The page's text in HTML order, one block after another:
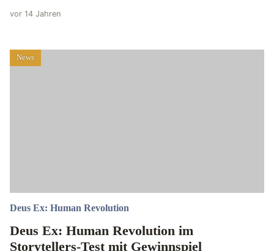
vor 14 Jahren
News
Deus Ex: Human Revolution
Deus Ex: Human Revolution im
Storytellers-Test mit Gewinnspiel